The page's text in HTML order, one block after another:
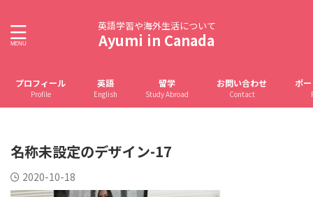
英語学習や海外生活について
Ayumi in Canada
プロフィール
Profile
英語
English
留学
Study Abroad
お問い合わせ
Contact
ポ
名称未設定のデザイン-17
2020-10-18